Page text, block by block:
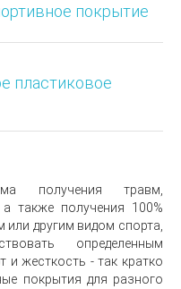
покрытие
пластиковое
получения травм,
a также получения 100%
или другим видом спорта,
определенным
и жесткость - так кратко
покрытия для разного